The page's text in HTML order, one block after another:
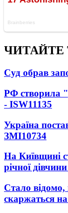
ЧИТАЙТЕ
Суд обрав
РФ створила
- ISW11135
Україна
ЗМІ10734
На Київщині
річної дівчини
Стало відомо,
скаржаться